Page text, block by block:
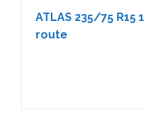
ATLAS 235/75 R15
route